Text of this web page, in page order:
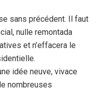
sans précédent. Il faut
nulle remontada
et n’effacera le
idée neuve, vivace
nombreuses